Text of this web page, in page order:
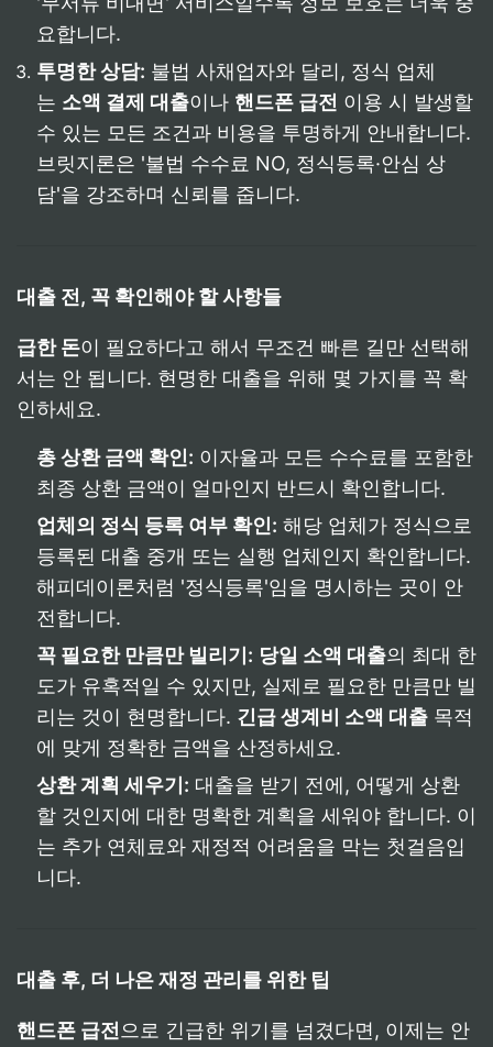
요합니다.
투명한 상담: 불법 사채업자와 달리, 정식 업체
는 소액 결제 대출이나 핸드폰 급전 이용 시 발생할
수 있는 모든 조건과 비용을 투명하게 안내합니다.
브릿지론은 '불법 수수료 NO, 정식등록·안심 상
담'을 강조하며 신뢰를 줍니다.
대출 전, 꼭 확인해야 할 사항들
급한 돈이 필요하다고 해서 무조건 빠른 길만 선택해
서는 안 됩니다. 현명한 대출을 위해 몇 가지를 꼭 확
인하세요.
총 상환 금액 확인: 이자율과 모든 수수료를 포함한
최종 상환 금액이 얼마인지 반드시 확인합니다.
업체의 정식 등록 여부 확인: 해당 업체가 정식으로
등록된 대출 중개 또는 실행 업체인지 확인합니다.
해피데이론처럼 '정식등록'임을 명시하는 곳이 안
전합니다.
꼭 필요한 만큼만 빌리기: 당일 소액 대출의 최대 한
도가 유혹적일 수 있지만, 실제로 필요한 만큼만 빌
리는 것이 현명합니다. 긴급 생계비 소액 대출 목적
에 맞게 정확한 금액을 산정하세요.
상환 계획 세우기: 대출을 받기 전에, 어떻게 상환
할 것인지에 대한 명확한 계획을 세워야 합니다. 이
는 추가 연체료와 재정적 어려움을 막는 첫걸음입
니다.
대출 후, 더 나은 재정 관리를 위한 팁
핸드폰 급전 으로 긴급한 위기를 넘겼다면, 이제는 안